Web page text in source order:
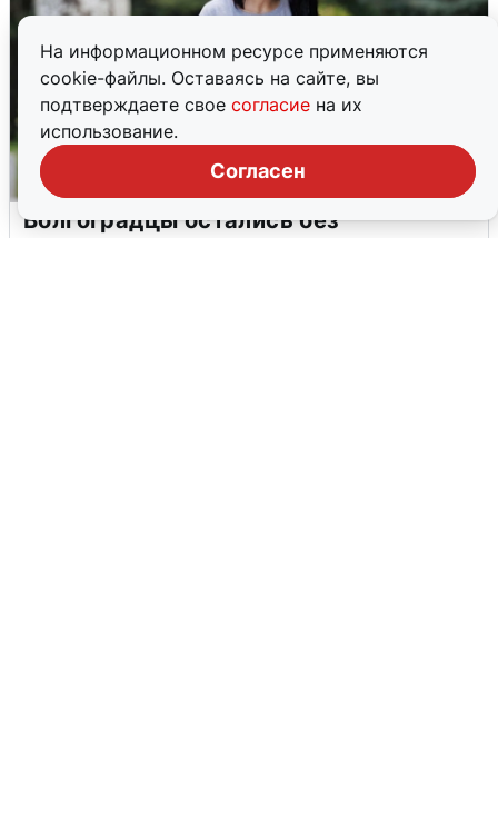
На информационном ресурсе применяются
cookie-файлы. Оставаясь на сайте, вы
подтверждаете свое согласие на их
использование.
Согласен
Волгоградцы остались без